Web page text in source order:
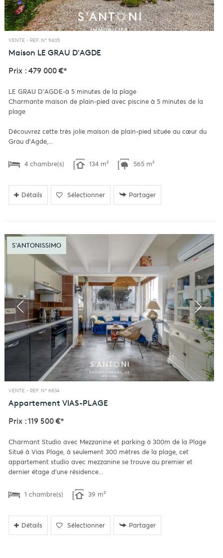
VENTE - REF. N° 9405
Maison LE GRAU D'AGDE
Prix : 479 000 €*
LE GRAU D'AGDE-à 5 minutes de la plage
Charmante maison de plain-pied avec piscine à 5 minutes de la
plage
Découvrez cette très jolie maison de plain-pied située au cœur du
Grau d'Agde,...
4 chambre(s) 134 m² 565 m²
Détails Sélectionner Partager
S'ANTONISSIMO
VENTE - REF. N° 6834
Appartement VIAS-PLAGE
Prix : 119 500 €*
Charmant Studio avec Mezzanine et parking à 300m de la Plage
Situé à Vias Plage, à seulement 300 mètres de la plage, cet
appartement studio avec mezzanine se trouve au premier et
dernier étage d'une résidence...
1 chambre(s) 39 m²
Détails Sélectionner Partager